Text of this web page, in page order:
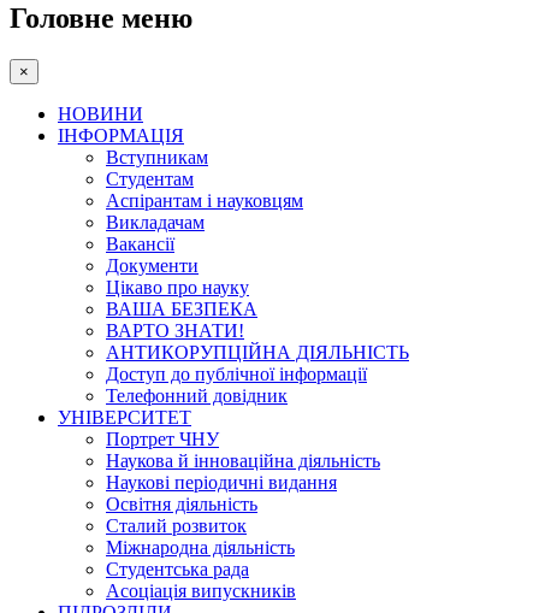
Головне меню
×
НОВИНИ
ІНФОРМАЦІЯ
Вступникам
Студентам
Аспірантам і науковцям
Викладачам
Вакансії
Документи
Цікаво про науку
ВАША БЕЗПЕКА
ВАРТО ЗНАТИ!
АНТИКОРУПЦІЙНА ДІЯЛЬНІСТЬ
Доступ до публічної інформації
Телефонний довідник
УНІВЕРСИТЕТ
Портрет ЧНУ
Наукова й інноваційна діяльність
Наукові періодичні видання
Освітня діяльність
Сталий розвиток
Міжнародна діяльність
Студентська рада
Асоціація випускників